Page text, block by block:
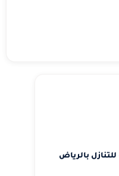
بالرياض